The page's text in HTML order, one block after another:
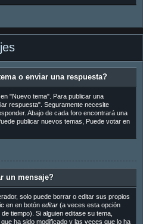
o enviar una respuesta?
"Nuevo tema". Para publicar una
respuesta". Seguramente necesite
Abajo de cada foro encontrará una
publicar nuevos temas, Puede votar en
un mensaje?
solo puede borrar o editar sus propios
en en botón editar(a veces esta opción
tiempo). Si alguien editase su tema,
ha sido modificado y las veces que lo ha